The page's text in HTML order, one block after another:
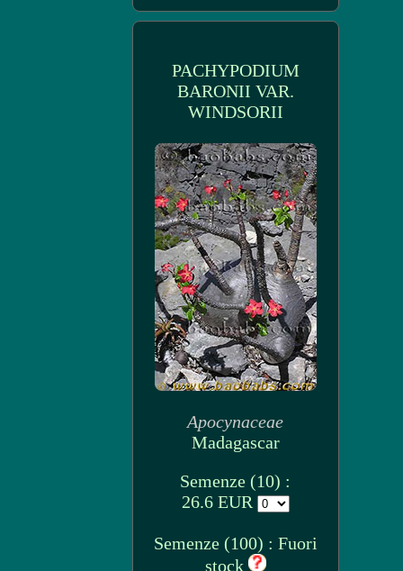
PACHYPODIUM
BARONII VAR.
WINDSORII
Apocynaceae
Madagascar
Semenze (10) :
26.6 EUR
Semenze (100) : Fuori
stock